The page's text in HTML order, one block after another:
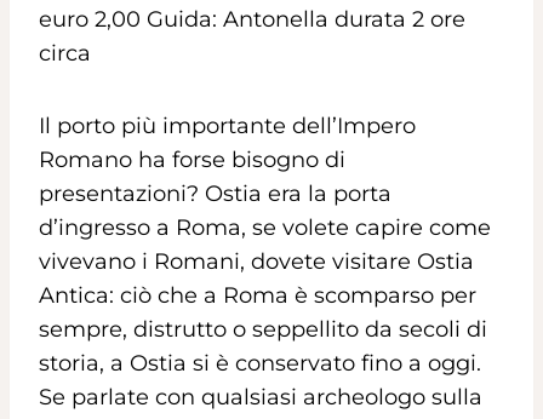
euro 2,00 Guida: Antonella durata 2 ore
circa
Il porto più importante dell’Impero
Romano ha forse bisogno di
presentazioni? Ostia era la porta
d’ingresso a Roma, se volete capire come
vivevano i Romani, dovete visitare Ostia
Antica: ciò che a Roma è scomparso per
sempre, distrutto o seppellito da secoli di
storia, a Ostia si è conservato fino a oggi.
Se parlate con qualsiasi archeologo sulla